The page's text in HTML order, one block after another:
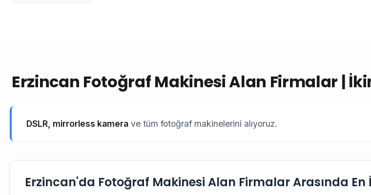
Erzincan Fotoğraf Makinesi Alan Firmalar |
DSLR, mirrorless kamera ve tüm fotoğraf makinelerini alıyoruz.
Erzincan'da Fotoğraf Makinesi Alan Firmalar Arasında En